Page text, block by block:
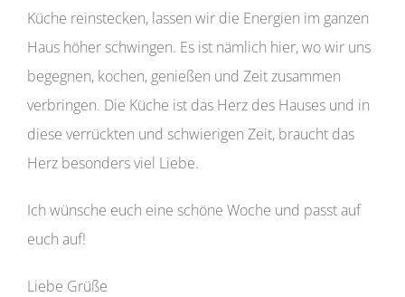
Küche reinstecken, lassen wir die Energien im ganzen
Haus höher schwingen. Es ist nämlich hier, wo wir uns
begegnen, kochen, genießen und Zeit zusammen
verbringen. Die Küche ist das Herz des Hauses und in
diese verrückten und schwierigen Zeit, braucht das
Herz besonders viel Liebe.
Ich wünsche euch eine schöne Woche und passt auf
euch auf!
Liebe Grüße